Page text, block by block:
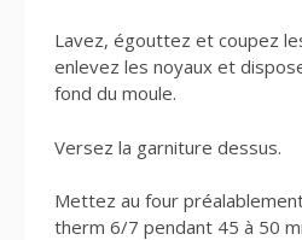
Lavez, égouttez et coupez
enlevez les noyaux et
fond du moule.
Versez la garniture dessus.
Mettez au four
therm 6/7 pendant 45 à 50